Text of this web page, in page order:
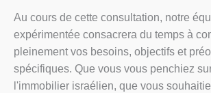
Au cours de cette consultation, notre
expérimentée consacrera du temps à
pleinement vos besoins, objectifs et
spécifiques. Que vous vous penchiez
l'immobilier israélien, que vous